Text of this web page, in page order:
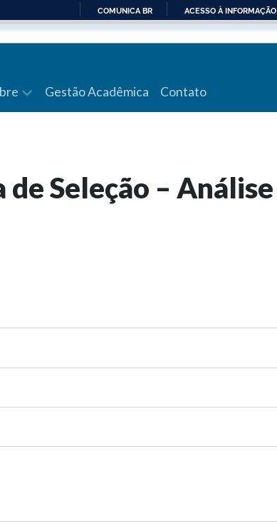
PARA
COMUNICA BR ACESSO À INFORMAÇÃO
Gestão Acadêmica Contato
de Seleção – Análise